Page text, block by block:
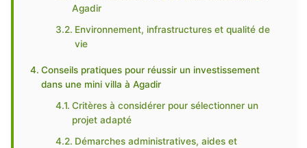
Agadir
Environnement, infrastructures et qualité de
vie
Conseils pratiques pour réussir un investissement
dans une mini villa à Agadir
Critères à considérer pour sélectionner un
projet adapté
Démarches administratives, aides et